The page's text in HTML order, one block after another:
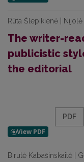
Rūta Šlepikienė |
The writer-
publicistic
the editorial
PDF
Birutė Kabašinskaitė |